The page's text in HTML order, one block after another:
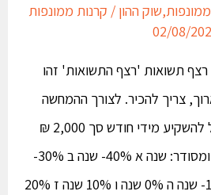
,שוק ההון/קרנות ממונפות
תשואות 'רצף התשואות' זהו
צריך להכיר. לצורך ההמחשה
נספר על אסף. אסף החל להשקיע מידי חודש סך 2,000 ₪
וקיבל רצף תשואות נאה ומסודר: שנה א 40%- שנה ב 30%-
שנה ג 20%- שנה ד 10%- שנה ה 0% שנה ו 10% שנה ז 20%